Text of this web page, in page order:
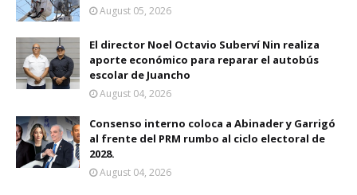
August 05, 2026
El director Noel Octavio Suberví Nin realiza
aporte económico para reparar el autobús
escolar de Juancho
August 04, 2026
Consenso interno coloca a Abinader y Garrigó
al frente del PRM rumbo al ciclo electoral de
2028.
August 04, 2026